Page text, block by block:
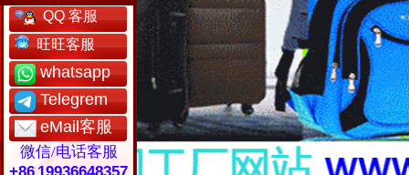
QQ 客服
旺旺客服
whatsapp
Telegrem
eMail客服
微信/电话客服